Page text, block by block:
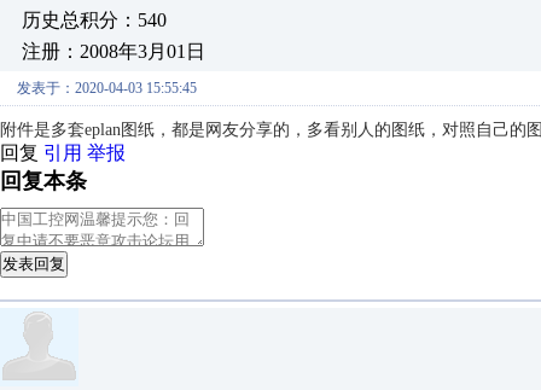
历史总积分：540
注册：2008年3月01日
发表于：2020-04-03 15:55:45
附件是多套eplan图纸，都是网友分享的，多看别人的图纸，对照自己
回复 引用 举报
回复本条
发表回复